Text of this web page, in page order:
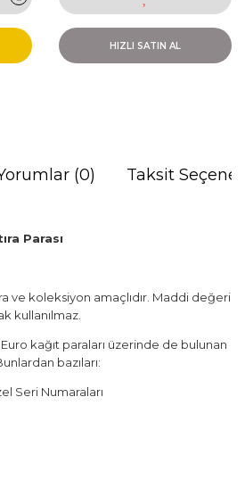
HIZLI SATIN AL
(0) Taksit
Parası
ve koleksiyon amaçlıdır. Maddi değeri
kullanılmaz.
kağıt paraları üzerinde de bulunan
bazıları:
Seri Numaraları